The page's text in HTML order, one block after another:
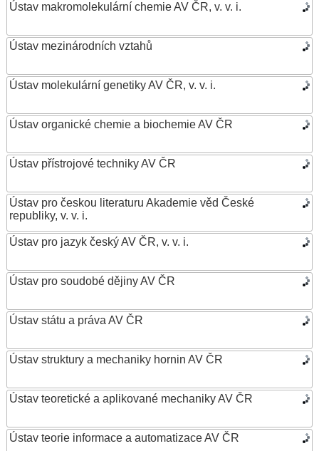
Ústav makromolekulární chemie AV ČR, v. v. i.
Ústav mezinárodních vztahů
Ústav molekulární genetiky AV ČR, v. v. i.
Ústav organické chemie a biochemie AV ČR
Ústav přístrojové techniky AV ČR
Ústav pro českou literaturu Akademie věd České
republiky, v. v. i.
Ústav pro jazyk český AV ČR, v. v. i.
Ústav pro soudobé dějiny AV ČR
Ústav státu a práva AV ČR
Ústav struktury a mechaniky hornin AV ČR
Ústav teoretické a aplikované mechaniky AV ČR
Ústav teorie informace a automatizace AV ČR